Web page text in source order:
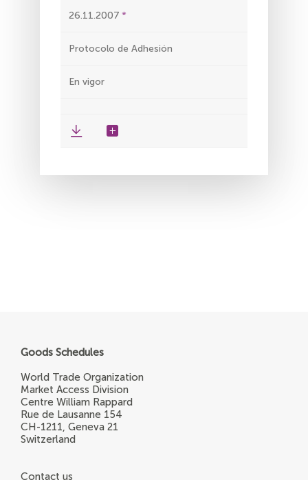
26.11.2007
Protocolo de Adhesión
En vigor
Goods Schedules
World Trade Organization
Market Access Division
Centre William Rappard
Rue de Lausanne 154
CH-1211, Geneva 21
Switzerland
Contact us